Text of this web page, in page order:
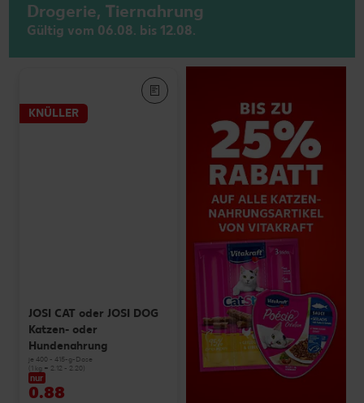
Drogerie, Tiernahrung
Gültig vom 06.08. bis 12.08.
KNÜLLER
JOSI CAT oder JOSI DOG
Katzen- oder
Hundenahrung
je 400 - 415-g-Dose
(1 kg = 2.12 - 2.20)
nur
0.88